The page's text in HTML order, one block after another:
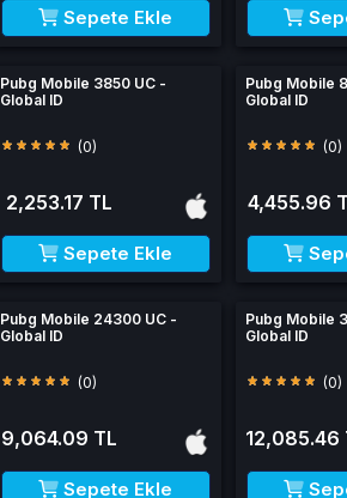
Sepete Ekle
Pubg Mobile 3850 UC -
Global ID
(0)
2,253.17 TL
Sepete Ekle
Pubg Mobile
Global ID
(0)
4,455.96
Pubg Mobile 24300 UC -
Global ID
(0)
9,064.09 TL
Sepete Ekle
Pubg Mobile
Global ID
(0)
12,085.46